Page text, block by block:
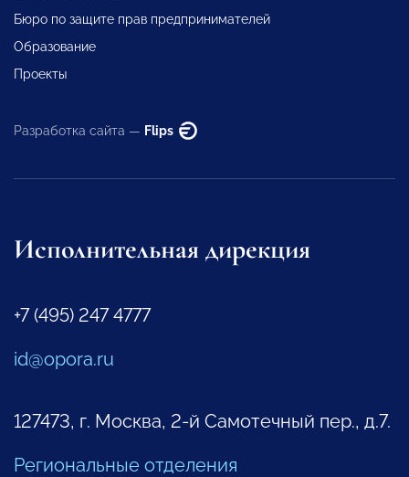
Бюро по защите прав предпринимателей
Образование
Проекты
Разработка сайта — Flips
Исполнительная дирекция
+7 (495) 247 4777
id@opora.ru
127473, г. Москва, 2-й Самотечный пер., д.7.
Региональные отделения